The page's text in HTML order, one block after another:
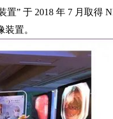
置” 于 2018 年 7 月取得
置。